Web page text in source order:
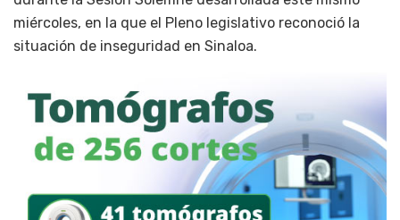
miércoles, en la que el Pleno legislativo reconoció la
situación de inseguridad en Sinaloa.